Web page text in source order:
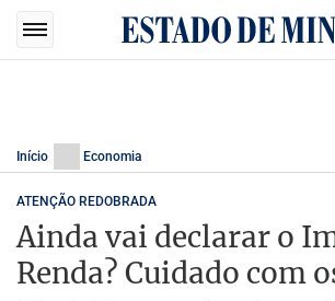
Início Economia
ATENÇÃO REDOBRADA
Ainda vai declarar o
Renda? Cuidado com